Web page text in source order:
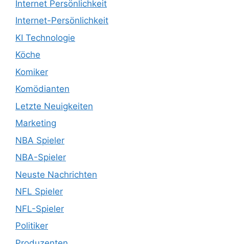
Internet Persönlichkeit
Internet-Persönlichkeit
KI Technologie
Köche
Komiker
Komödianten
Letzte Neuigkeiten
Marketing
NBA Spieler
NBA-Spieler
Neuste Nachrichten
NFL Spieler
NFL-Spieler
Politiker